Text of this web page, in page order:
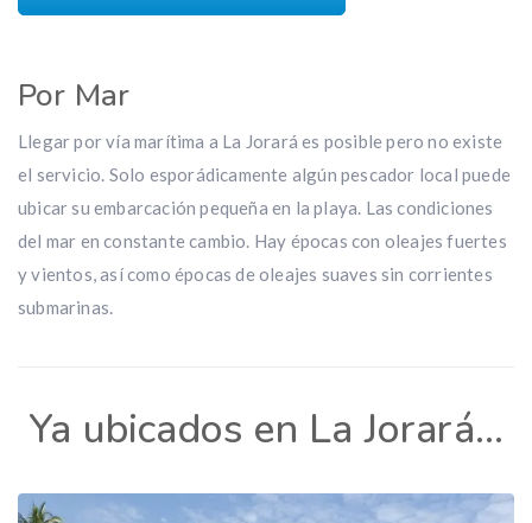
Por Mar
Llegar por vía marítima a La Jorará es posible pero no existe
el servicio. Solo esporádicamente algún pescador local puede
ubicar su embarcación pequeña en la playa. Las condiciones
del mar en constante cambio. Hay épocas con oleajes fuertes
y vientos, así como épocas de oleajes suaves sin corrientes
submarinas.
Ya ubicados en La Jorará…